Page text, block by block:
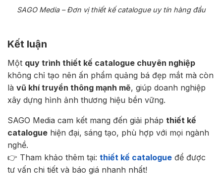
SAGO Media – Đơn vị thiết kế catalogue uy tín hàng đầu
Kết luận
Một quy trình thiết kế catalogue chuyên nghiệp
không chỉ tạo nên ấn phẩm quảng bá đẹp mắt mà còn
là vũ khí truyền thông mạnh mẽ, giúp doanh nghiệp
xây dựng hình ảnh thương hiệu bền vững.
SAGO Media cam kết mang đến giải pháp thiết kế
catalogue hiện đại, sáng tạo, phù hợp với mọi ngành
nghề.
👉 Tham khảo thêm tại: thiết kế catalogue để được
tư vấn chi tiết và báo giá nhanh nhất!